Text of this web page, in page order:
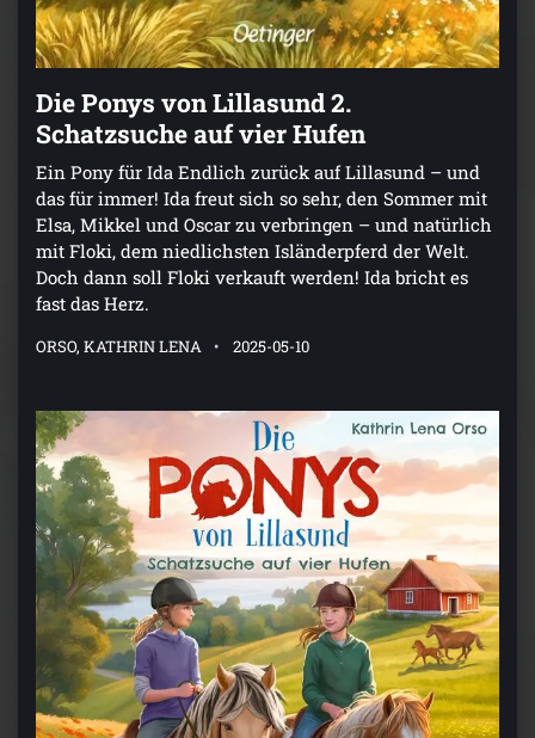
Die Ponys von Lillasund 2.
Schatzsuche auf vier Hufen
Ein Pony für Ida Endlich zurück auf Lillasund – und
das für immer! Ida freut sich so sehr, den Sommer mit
Elsa, Mikkel und Oscar zu verbringen – und natürlich
mit Floki, dem niedlichsten Isländerpferd der Welt.
Doch dann soll Floki verkauft werden! Ida bricht es
fast das Herz.
ORSO, KATHRIN LENA 2025-05-10